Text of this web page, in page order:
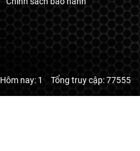
Hôm nay: 1 Tổng truy cập: 77555